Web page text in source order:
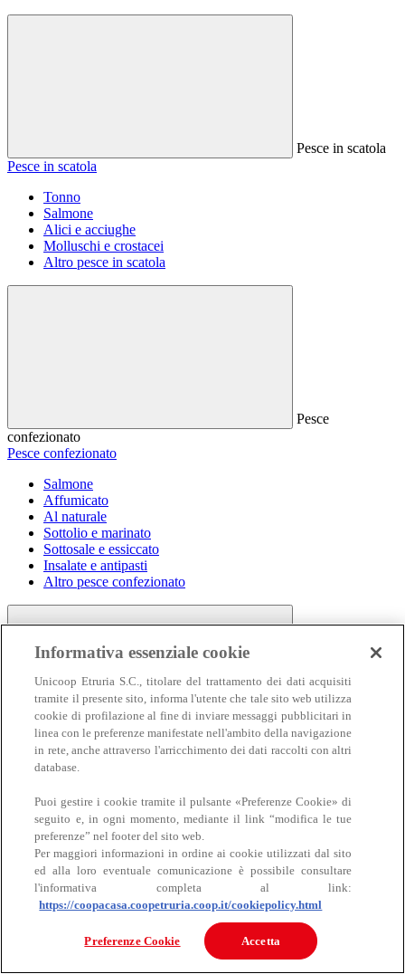
Pesce in scatola
Pesce in scatola
Tonno
Salmone
Alici e acciughe
Molluschi e crostacei
Altro pesce in scatola
Pesce
confezionato
Pesce confezionato
Salmone
Affumicato
Al naturale
Sottolio e marinato
Sottosale e essiccato
Insalate e antipasti
Altro pesce confezionato
Carne
Carne
Bovino
Informativa essenziale cookie
Unicoop Etruria S.C., titolare del trattamento dei dati acquisiti
tramite il presente sito, informa l'utente che tale sito web utilizza
cookie di profilazione al fine di inviare messaggi pubblicitari in
linea con le preferenze manifestate nell'ambito della navigazione
in rete, anche attraverso l'arricchimento dei dati raccolti con altri
database.
Puoi gestire i cookie tramite il pulsante «Preferenze Cookie» di
seguito e, in ogni momento, mediante il link “modifica le tue
preferenze” nel footer del sito web.
Per maggiori informazioni in ordine ai cookie utilizzati dal sito
ed alla loro eventuale comunicazione è possibile consultare
l'informativa completa al link:
https://coopacasa.coopetruria.coop.it/cookiepolicy.html
Preferenze Cookie Accetta